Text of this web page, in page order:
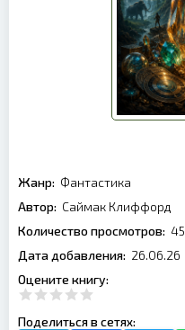
Жанр: Фантастика
Автор: Саймак Клиффорд
Количество просмотров: 45
Дата добавления: 26.06.26
Оцените книгу:
Поделиться в сетях: